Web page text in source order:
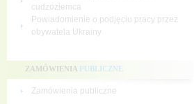
cudzoziemca
Powiadomienie o podjęciu pracy przez
obywatela Ukrainy
ZAMÓWIENIA PUBLICZNE
Zamówienia publiczne